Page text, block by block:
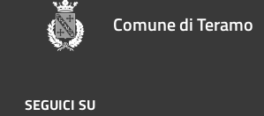
Comune di Teramo
SEGUICI SU